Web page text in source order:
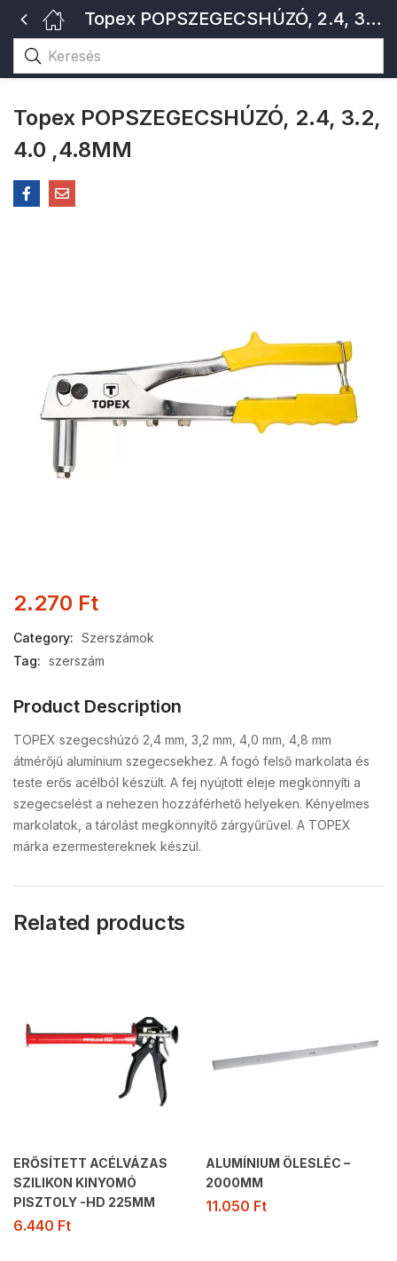
Topex POPSZEGECSHÚZÓ, 2.4, 3.2, 4.0 ,4.8MM
Topex POPSZEGECSHÚZÓ, 2.4, 3.2,
4.0 ,4.8MM
2.270 Ft
Category: Szerszámok
Tag: szerszám
Product Description
TOPEX szegecshúzó 2,4 mm, 3,2 mm, 4,0 mm, 4,8 mm
átmérőjű alumínium szegecsekhez. A fogó felső markolata és
teste erős acélból készült. A fej nyújtott eleje megkönnyíti a
szegecselést a nehezen hozzáférhető helyeken. Kényelmes
markolatok, a tárolást megkönnyítő zárgyűrűvel. A TOPEX
márka ezermestereknek készül.
Related products
ERŐSÍTETT ACÉLVÁZAS
SZILIKON KINYOMÓ
PISZTOLY -HD 225MM
6.440 Ft
ALUMÍNIUM ÖLESLÉC –
2000MM
11.050 Ft